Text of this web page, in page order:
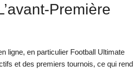
Première
ligne, en particulier Football Ultimate
et des premiers tournois, ce qui rend